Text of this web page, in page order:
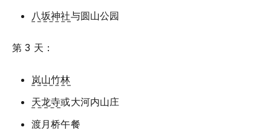
八坂神社与圆山公园
第 3 天：
岚山竹林
天龙寺或大河内山庄
渡月桥午餐